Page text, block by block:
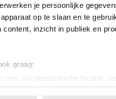
je persoonlijke
op te slaan en te
content, inzicht in publiek en
graag:
over uw geografische locatie,
door het actief te scannen
Onmisbare
volgens